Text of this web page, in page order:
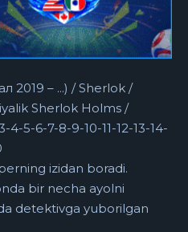
2019 – ...) / Sherlok /
Sherlok Holms /
4-5-6-7-8-9-10-11-12-13-14-
izidan boradi.
bir necha ayolni
detektivga yuborilgan